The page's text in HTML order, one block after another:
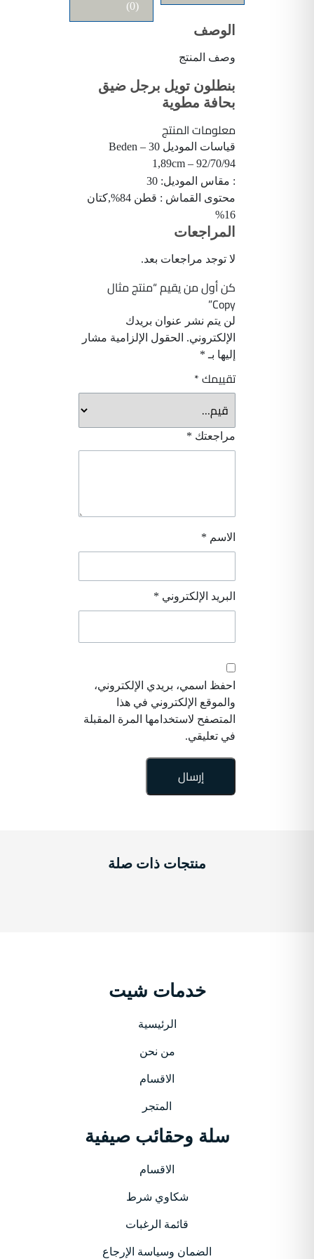
(0)
الوصف
وصف المنتج
بنطلون تويل برجل ضيق
بحافة مطوية
معلومات المنتج
قياسات الموديل 30 Beden –
1,89cm – 92/70/94
: مقاس الموديل: 30
محتوى القماش : قطن 84%,كتان
16%
المراجعات
لا توجد مراجعات بعد.
كن أول من يقيم “منتج مثال
Copy”
لن يتم نشر عنوان بريدك
الإلكتروني. الحقول الإلزامية مشار
إليها بـ *
تقييمك*
مراجعتك *
الاسم *
البريد الإلكتروني *
احفظ اسمي، بريدي الإلكتروني،
والموقع الإلكتروني في هذا
المتصفح لاستخدامها المرة المقبلة
في تعليقي.
منتجات ذات صلة
خدمات شيت
الرئيسية
من نحن
الاقسام
المتجر
سلة وحقائب صيفية
الاقسام
شكاوي شرط
قائمة الرغبات
الضمان وسياسة الإرجاع